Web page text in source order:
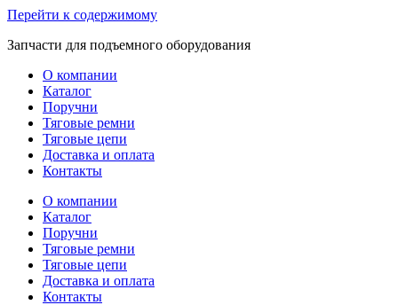
Перейти к содержимому
Запчасти для подъемного оборудования
О компании
Каталог
Поручни
Тяговые ремни
Тяговые цепи
Доставка и оплата
Контакты
О компании
Каталог
Поручни
Тяговые ремни
Тяговые цепи
Доставка и оплата
Контакты